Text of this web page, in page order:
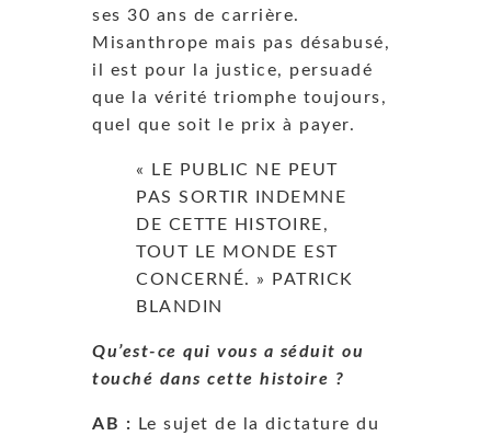
ses 30 ans de carrière.
Misanthrope mais pas désabusé,
il est pour la justice, persuadé
que la vérité triomphe toujours,
quel que soit le prix à payer.
« LE PUBLIC NE PEUT
PAS SORTIR INDEMNE
DE CETTE HISTOIRE,
TOUT LE MONDE EST
CONCERNÉ. » PATRICK
BLANDIN
Qu’est-ce qui vous a séduit ou
touché dans cette histoire ?
AB : Le sujet de la dictature du